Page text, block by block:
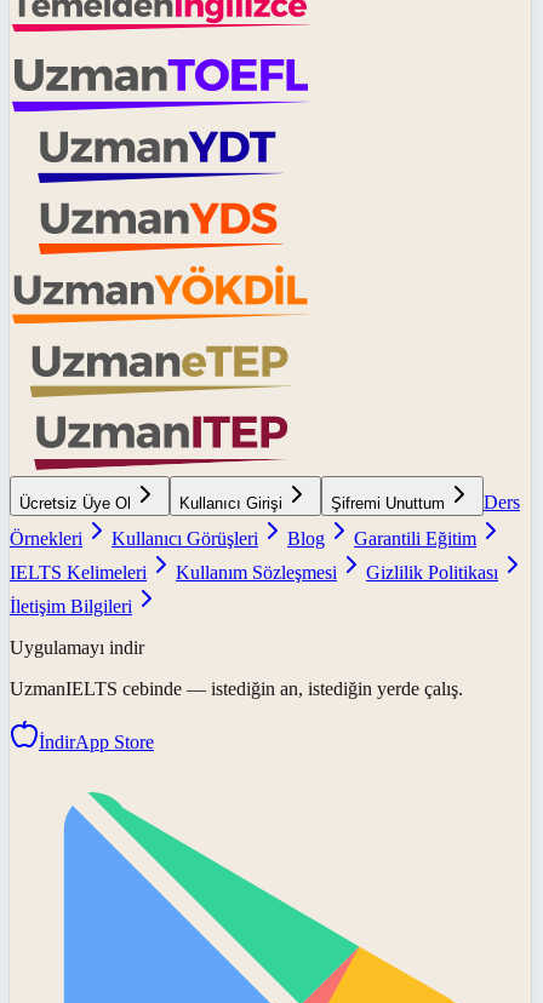
Ücretsiz Üye Ol Kullanıcı Girişi Şifremi Unuttum
Ders
Örnekleri
Kullanıcı Görüşleri Blog
Garantili Eğitim
IELTS Kelimeleri
Kullanım Sözleşmesi
Gizlilik Politikası
İletişim Bilgileri
Uygulamayı indir
UzmanIELTS cebinde — istediğin an, istediğin yerde çalış.
İndirApp Store